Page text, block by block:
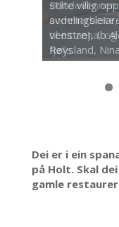
til eit anna,
fjells.
Dei er i ein
på Holt. Skal
gamle